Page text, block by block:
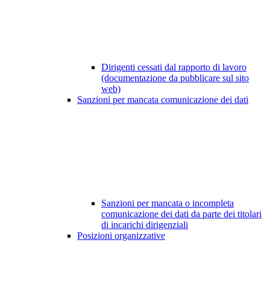
Dirigenti cessati dal rapporto di lavoro
(documentazione da pubblicare sul sito
web)
Sanzioni per mancata comunicazione dei dati
Sanzioni per mancata o incompleta
comunicazione dei dati da parte dei titolari
di incarichi dirigenziali
Posizioni organizzative